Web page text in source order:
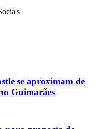
se aproximam de
Guimarães